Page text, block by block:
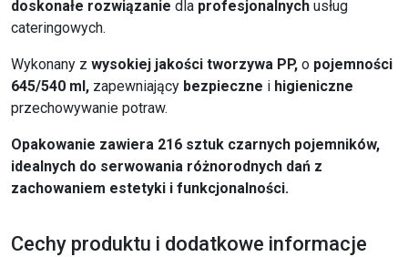
doskonałe rozwiązanie dla profesjonalnych usług
cateringowych.
Wykonany z wysokiej jakości tworzywa PP, o pojemności
645/540 ml, zapewniający bezpieczne i higieniczne
przechowywanie potraw.
Opakowanie zawiera 216 sztuk czarnych pojemników,
idealnych do serwowania różnorodnych dań z
zachowaniem estetyki i funkcjonalności.
Cechy produktu i dodatkowe informacje